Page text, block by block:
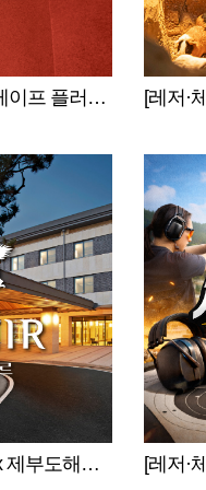
[레저·체험] 네이처스케이프 플러스 x 제부도 해상케이블카 서해랑
[숙박] 호텔 푸르미르 x 제부도해상케이블카 서해랑